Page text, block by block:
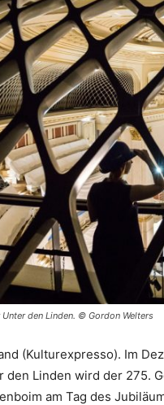
den Linden. © Gordon Welters
(Kulturexpresso). Im
den Linden wird der 275.
am Tag des